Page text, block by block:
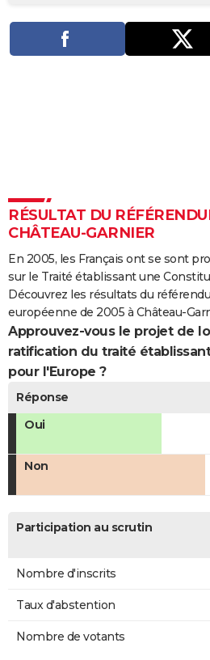
PHOTO
GUIDES D'ACHAT
COPAINS D'AVANT
FORUM
Bricolage
Lifestyle
Culture
Sport
Auto
Television
Voyage
Cinema
RÉSULTAT DU
CHÂTEAU-GARNIER
En 2005, les Français ont se sont
sur le Traité établissant une
Découvrez les résultats du
européenne de 2005 à Château-
Approuvez-vous le projet de
ratification du traité
pour l'Europe ?
Réponse
Oui
Non
Participation au scrutin
Nombre d'inscrits
Taux d'abstention
Nombre de votants